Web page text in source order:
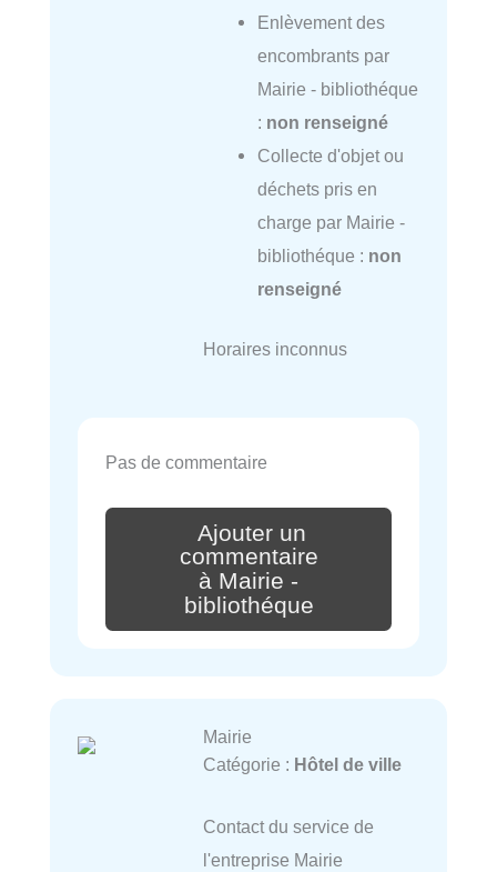
Enlèvement des
encombrants par
Mairie - bibliothéque
: non renseigné
Collecte d'objet ou
déchets pris en
charge par Mairie -
bibliothéque : non
renseigné
Horaires inconnus
Pas de commentaire
Ajouter un
commentaire
à Mairie -
bibliothéque
Mairie
Catégorie : Hôtel de ville
Contact du service de
l'entreprise Mairie